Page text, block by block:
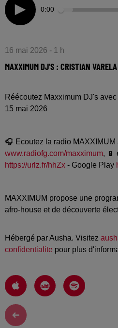
0:00
16 mai 2026 - 1 h
MAXXIMUM DJ'S : CRISTIAN VARELA
Réécoutez Maxximum DJ's
15 mai 2026
🎧 Ecoutez la radio MAXXIMUM
www.radiofg.com/maxximum, 📱
https://urlz.fr/hhZx - Google Play
MAXXIMUM propose une
afro-house et de découverte
Hébergé par Ausha. Visitez
confidentialite pour plus